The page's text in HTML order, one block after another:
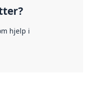
hjelp i